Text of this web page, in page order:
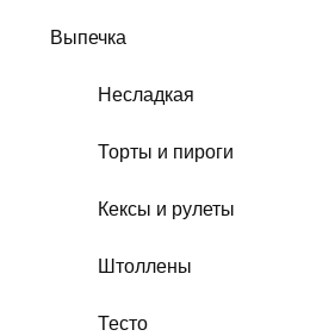
Выпечка
Несладкая
Торты и пироги
Кексы и рулеты
Штоллены
Тесто